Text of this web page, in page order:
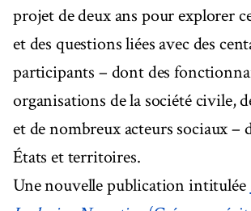
projet de deux ans pour explorer
et des questions liées avec des
participants – dont des
organisations de la société civile,
et de nombreux acteurs sociaux –
États et territoires.
Une nouvelle publication intitulée